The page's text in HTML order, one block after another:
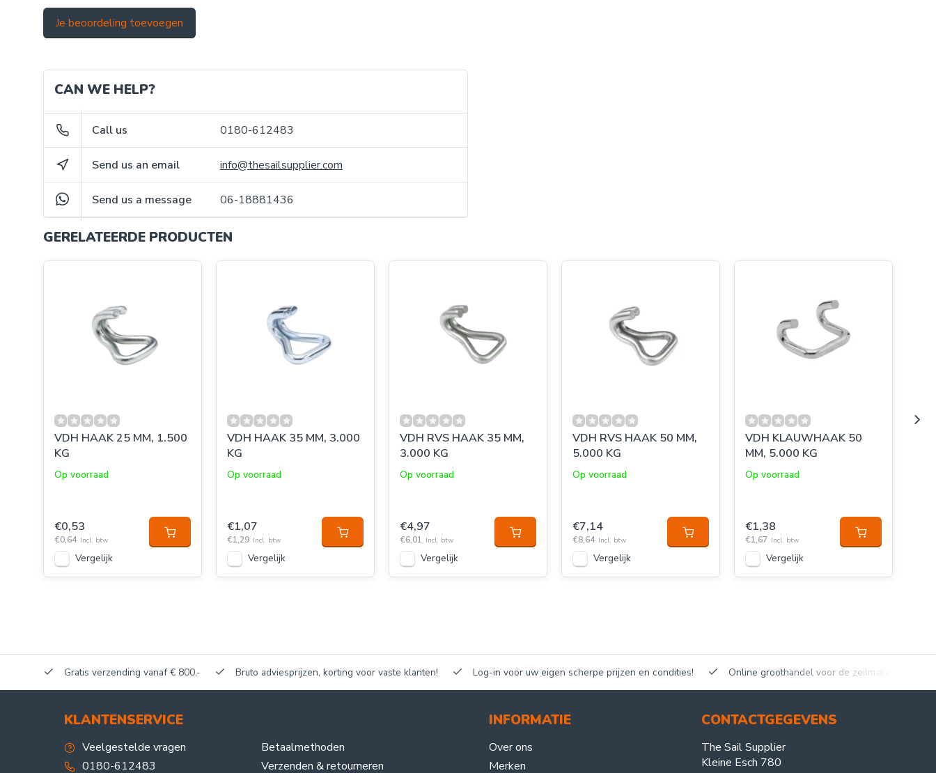
Je beoordeling toevoegen
CAN WE HELP?
Call us 0180-612483
Send us an email info@thesailsupplier.com
Send us a message 06-18881436
GERELATEERDE PRODUCTEN
VDH HAAK 25 MM, 1.500
KG
Op voorraad
€0,53
€0,64 Incl. btw
Vergelijk
VDH HAAK 35 MM, 3.000
KG
Op voorraad
€1,07
€1,29 Incl. btw
Vergelijk
VDH RVS HAAK 35 MM,
3.000 KG
Op voorraad
€4,97
€6,01 Incl. btw
Vergelijk
VDH RVS HAAK 50 MM,
5.000 KG
Op voorraad
€7,14
€8,64 Incl. btw
Vergelijk
VDH KLAUWHAAK 50
MM, 5.000 KG
Op voorraad
€1,38
€1,67 Incl. btw
Vergelijk
Gratis verzending vanaf € 800,- Bruto adviesprijzen, korting voor vaste klanten! Log-in voor uw eigen scherpe prijzen en condities! Online groothandel voor de zeilmakerij!
KLANTENSERVICE
Veelgestelde vragen
0180-612483
Betaalmethoden
Verzenden & retourneren
INFORMATIE
Over ons
Merken
CONTACTGEGEVENS
The Sail Supplier
Kleine Esch 780